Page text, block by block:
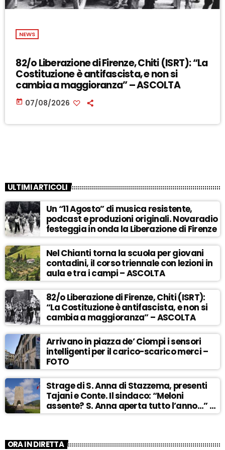
NEWS
82/o Liberazione di Firenze, Chiti (ISRT): “La
Costituzione è antifascista, e non si
cambia a maggioranza” – ASCOLTA
today 07/08/2026
ULTIMI ARTICOLI
Un “11 Agosto” di musica resistente,
podcast e produzioni originali. Novaradio
festeggia in onda la Liberazione di Firenze
Nel Chianti torna la scuola per giovani
contadini, il corso triennale con lezioni in
aula e tra i campi – ASCOLTA
82/o Liberazione di Firenze, Chiti (ISRT):
“La Costituzione è antifascista, e non si
cambia a maggioranza” – ASCOLTA
Arrivano in piazza de’ Ciompi i sensori
intelligenti per il carico-scarico merci –
FOTO
Strage di S. Anna di Stazzema, presenti
Tajani e Conte. Il sindaco: “Meloni
assente? S. Anna aperta tutto l’anno…” –
ASCOLTA
ORA IN DIRETTA